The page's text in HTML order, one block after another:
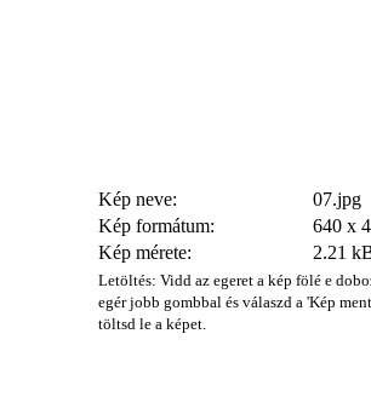
Kép neve:
07.jpg
Kép formátum:
640 x
Kép mérete:
2.21
Letöltés: Vidd az egeret a kép fölé e
egér jobb gombbal és válaszd a 'Kép
töltsd le a képet.